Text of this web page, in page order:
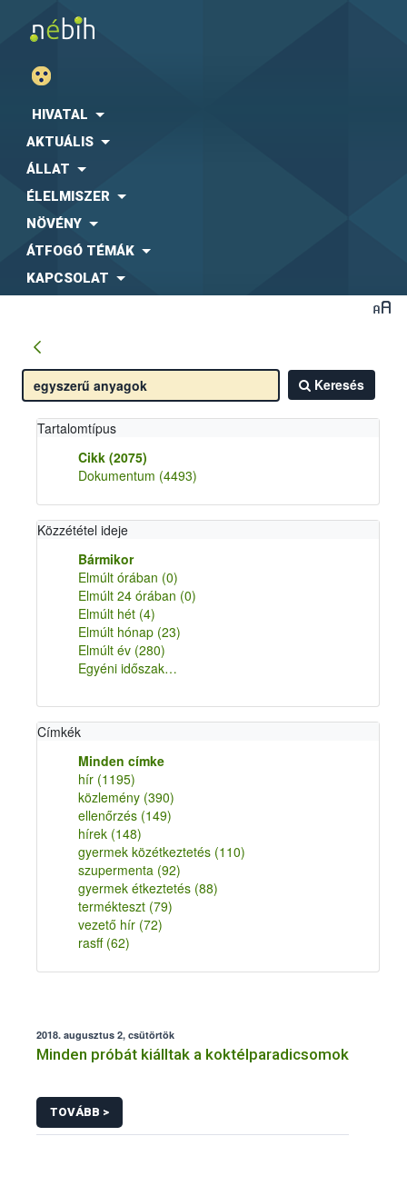
HIVATAL
AKTUÁLIS
ÁLLAT
ÉLELMISZER
NÖVÉNY
ÁTFOGÓ TÉMÁK
KAPCSOLAT
Keresés
Tartalomtípus
Cikk (2075)
Dokumentum (4493)
Közzététel ideje
Bármikor
Elmúlt órában (0)
Elmúlt 24 órában (0)
Elmúlt hét (4)
Elmúlt hónap (23)
Elmúlt év (280)
Egyéni időszak…
Címkék
Minden címke
hír (1195)
közlemény (390)
ellenőrzés (149)
hírek (148)
gyermek közétkeztetés (110)
szupermenta (92)
gyermek étkeztetés (88)
termékteszt (79)
vezető hír (72)
rasff (62)
2018. augusztus 2, csütörtök
Minden próbát kiálltak a koktélparadicsomok
TOVÁBB >